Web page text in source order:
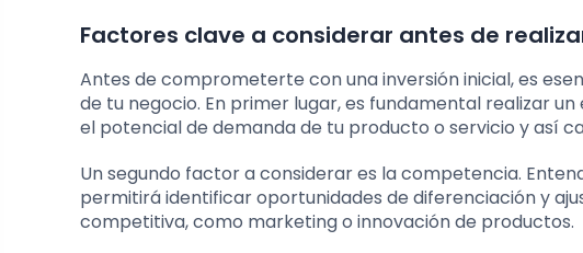
Factores clave a considerar antes de
Antes de comprometerte con una inversión inicial, es
de tu negocio. En primer lugar, es fundamental realizar
el potencial de demanda de tu producto o servicio y así
Un segundo factor a considerar es la competencia.
permitirá identificar oportunidades de diferenciación y
competitiva, como marketing o innovación de productos.